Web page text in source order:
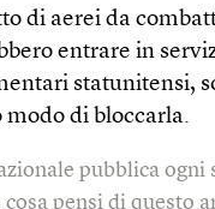
di aerei da
entrare in
statunitensi,
modo di bloccarla.
pubblica ogni
cosa pensi di questo